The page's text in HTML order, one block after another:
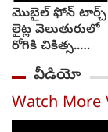
మొబైల్ ఫోన్ టార్చ్
లైట్ల వెలుతురులో
రోగికి చికిత్స..
ఎక్కడ?
వీడియో
Watch More